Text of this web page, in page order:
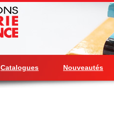
Catalogues Nouveautés